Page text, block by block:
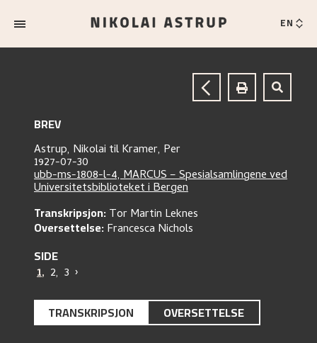
EN
BREV
Astrup, Nikolai tilKramer, Per
1927-07-30
ubb-ms-1808-l-4, MARCUS – Spesialsamlingene ved
Universitetsbiblioteket i Bergen
Transkripsjon:Tor Martin Leknes
Oversettelse:Francesca Nichols
SIDE
1, 2, 3 ›
TRANSKRIPSJON OVERSETTELSE